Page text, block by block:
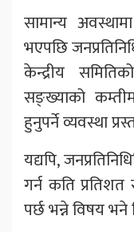
सामान्य
भएपछि
केन्द्रीय
सङ्ख्याको
हुनुपर्ने व्यवस्था
यद्यपि,
गर्न कति
पर्छ भन्ने विषय